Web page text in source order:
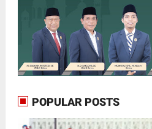
POPULAR POSTS